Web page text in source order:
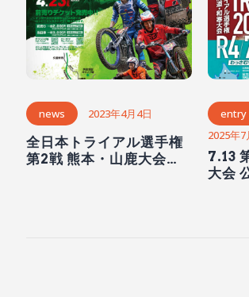
news 2023年4月4日
全日本トライアル選手権
第2戦 熊本・山鹿大会チ
entry
2025年7
7.13
大会